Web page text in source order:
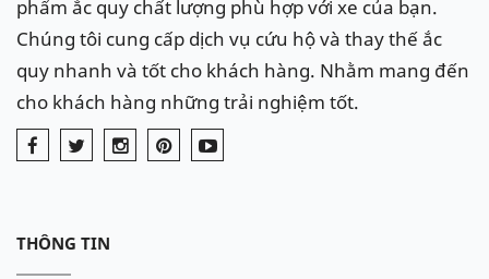
khẩu châu Âu sử dụng bình ắc quy
Varta. Thương hiệu Varta thuộc tập
đoàn John Controls
phẩm ắc quy chất lượng phù hợp với xe của bạn.
Chúng tôi cung cấp dịch vụ cứu hộ và thay thế ắc
quy nhanh và tốt cho khách hàng. Nhằm mang đến
cho khách hàng những trải nghiệm tốt.
THÔNG TIN